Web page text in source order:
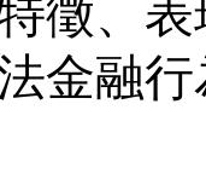
徵、
金融